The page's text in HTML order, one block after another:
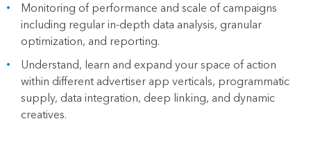
Monitoring of performance and scale of campaigns
including regular in-depth data analysis, granular
optimization, and reporting.
Understand, learn and expand your space of action
within different advertiser app verticals, programmatic
supply, data integration, deep linking, and dynamic
creatives.